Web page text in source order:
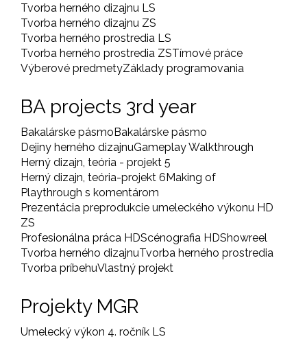
Tvorba herného dizajnu LS
Tvorba herného dizajnu ZS
Tvorba herného prostredia LS
Tvorba herného prostredia ZSTímové práce
Výberové predmetyZáklady programovania
BA projects 3rd year
Bakalárske pásmoBakalárske pásmo
Dejiny herného dizajnuGameplay Walkthrough
Herný dizajn, teória - projekt 5
Herný dizajn, teória-projekt 6Making of
Playthrough s komentárom
Prezentácia preprodukcie umeleckého výkonu HD
ZS
Profesionálna práca HDScénografia HDShowreel
Tvorba herného dizajnuTvorba herného prostredia
Tvorba príbehuVlastný projekt
Projekty MGR
Umelecký výkon 4. ročník LS